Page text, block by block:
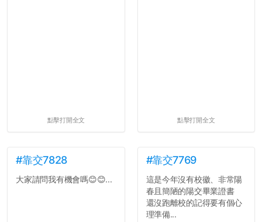
點擊打開全文 點擊打開全文
#靠交7828
大家請問我有機會嗎😊😊...
#靠交7769
這是今年沒有校徽、非常陽
春且簡陋的陽交畢業證書
還沒跑離校的記得要有個心
理準備...